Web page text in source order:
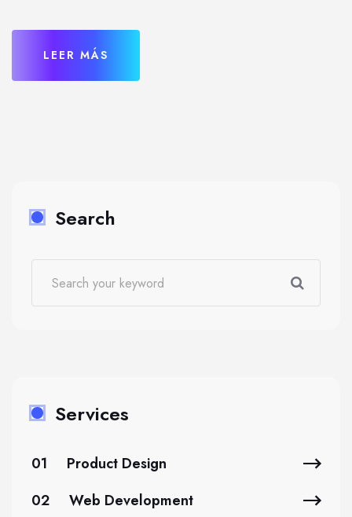
LEER MÁS
Search
Services
01
Product Design
02
Web Development